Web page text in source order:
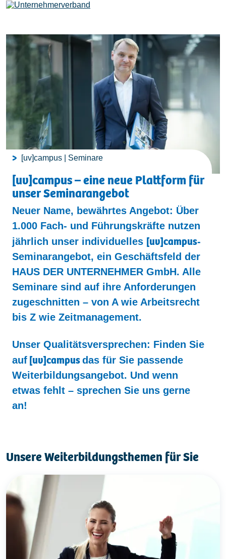
Leistungen
Mitglieder
[uv]campus | Seminare
News & Termine
Verband
Kontakt
[uv]campus | Seminare
[uv]campus – eine neue Plattform für
unser Seminarangebot
Neuer Name, bewährtes Angebot: Über
1.000 Fach- und Führungskräfte nutzen
jährlich unser individuelles [uv]campus-
Seminarangebot, ein Geschäftsfeld der
HAUS DER UNTERNEHMER GmbH. Alle
Seminare sind auf ihre Anforderungen
zugeschnitten – von A wie Arbeitsrecht
bis Z wie Zeitmanagement.
Unser Qualitätsversprechen: Finden Sie
auf [uv]campusdas für Sie passende
Weiterbildungsangebot. Und wenn
etwas fehlt – sprechen Sie uns gerne
an!
Unsere Weiterbildungsthemen für Sie